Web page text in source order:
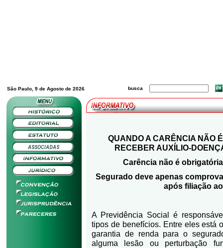
São Paulo, 9 de Agosto de 2026 busca
QUANDO A CARÊNCIA NÃO
RECEBER AUXÍLIO-
Carência não é
Segurado deve apenas
após filiação
A Previdência Social é
tipos de benefícios. Entre eles está
garantia de renda para o
alguma lesão ou perturbação